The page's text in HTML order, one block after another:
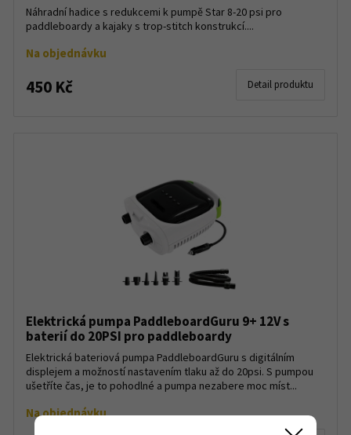
Náhradní hadice s redukcemi k pumpě Star 8-20 psi pro
paddleboardy a kajaky s trop-stitch konstrukcí....
Na objednávku
450 Kč Detail produktu
Elektrická pumpa PaddleboardGuru 9+ 12V s
baterií do 20PSI pro paddleboardy
Elektrická bateriová pumpa PaddleboardGuru s digitálním
displejem a možností nastavením tlaku až do 20psi. S pumpou
ušetříte čas, je to pohodlné a pumpa nezabere moc míst...
Na objednávku